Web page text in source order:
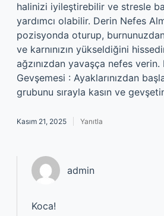
halinizi iyileştirebilir ve stresle
yardımcı olabilir. Derin Nefes
pozisyonda oturup,
ve karnınızın yükseldiğini
ağzınızdan yavaşça nefes
Gevşemesi : Ayaklarınızdan
grubunu sırayla kasın ve
Kasım 21, 2025 Yanıtla
admin
Koca!